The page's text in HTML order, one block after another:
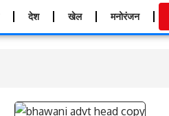
देश खेल मनोरंजन